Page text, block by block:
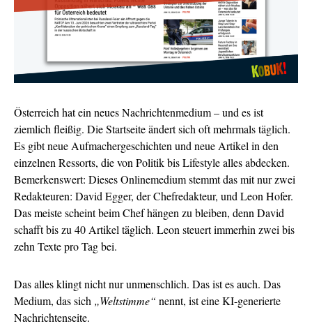
Österreich hat ein neues Nachrichtenmedium – und es ist
ziemlich fleißig. Die Startseite ändert sich oft mehrmals täglich.
Es gibt neue Aufmachergeschichten und neue Artikel in den
einzelnen Ressorts, die von Politik bis Lifestyle alles abdecken.
Bemerkenswert: Dieses Onlinemedium stemmt das mit nur zwei
Redakteuren: David Egger, der Chefredakteur, und Leon Hofer.
Das meiste scheint beim Chef hängen zu bleiben, denn David
schafft bis zu 40 Artikel täglich. Leon steuert immerhin zwei bis
zehn Texte pro Tag bei.
Das alles klingt nicht nur unmenschlich. Das ist es auch. Das
Medium, das sich „Weltstimme“ nennt, ist eine KI-generierte
Nachrichtenseite.